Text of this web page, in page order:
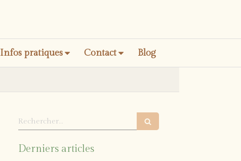
Infos pratiques Contact Blog
Rechercher
Derniers articles